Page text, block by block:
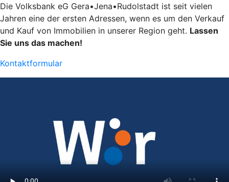
Die Volksbank eG Gera•Jena•Rudolstadt ist seit vielen
Jahren eine der ersten Adressen, wenn es um den Verkauf
und Kauf von Immobilien in unserer Region geht. Lassen
Sie uns das machen!
Kontaktformular